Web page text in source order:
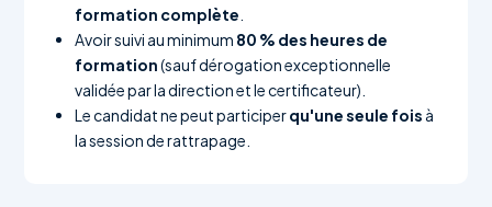
formation complète
Avoir suivi au minimum 80 % des heures de
formation(sauf dérogation exceptionnelle
validée par la direction et le certificateur).
Le candidat ne peut participerqu'une seule fois à
la session de rattrapage.